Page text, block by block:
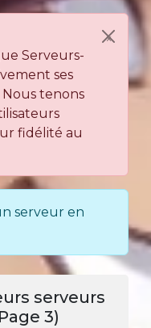
Serveurs-
ses
Nous tenons
fidélité au
×
serveur en
serveurs
3)